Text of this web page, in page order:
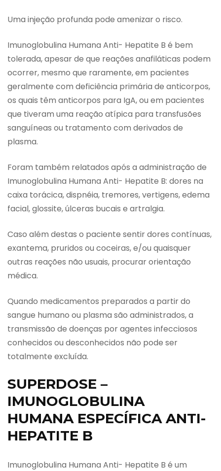
Uma injeção profunda pode amenizar o risco.
Imunoglobulina Humana Anti- Hepatite B é bem
tolerada, apesar de que reações anafiláticas podem
ocorrer, mesmo que raramente, em pacientes
geralmente com deficiência primária de anticorpos,
os quais têm anticorpos para IgA, ou em pacientes
que tiveram uma reação atípica para transfusões
sanguíneas ou tratamento com derivados de
plasma.
Foram também relatados após a administração de
Imunoglobulina Humana Anti- Hepatite B: dores na
caixa torácica, dispnéia, tremores, vertigens, edema
facial, glossite, úlceras bucais e artralgia.
Caso além destas o paciente sentir dores contínuas,
exantema, pruridos ou coceiras, e/ou quaisquer
outras reações não usuais, procurar orientação
médica.
Quando medicamentos preparados a partir do
sangue humano ou plasma são administrados, a
transmissão de doenças por agentes infecciosos
conhecidos ou desconhecidos não pode ser
totalmente excluída.
SUPERDOSE –
IMUNOGLOBULINA
HUMANA ESPECÍFICA ANTI-
HEPATITE B
Imunoglobulina Humana Anti- Hepatite B é um